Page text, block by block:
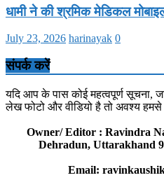
धामी ने की श्रमिक मेडिकल
July 23, 2026 harinayak 0
संपर्क करें
यदि आप के पास कोई महत्वपूर्ण सूचना,
लेख फोटो और वीडियो है तो अवश्य हमसे
Owner/ Editor : Ravindra
Dehradun, Uttarakhand
Email: